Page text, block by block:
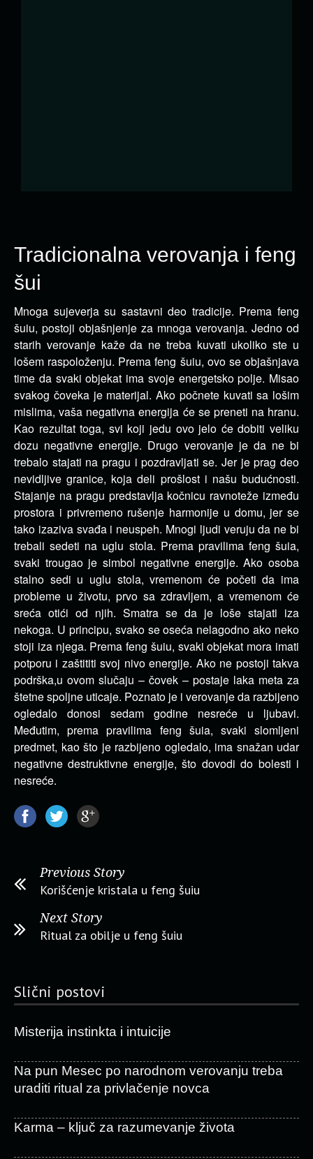
Tradicionalna verovanja i feng
šui
Mnoga sujeverja su sastavni deo tradicije. Prema feng
šuiu, postoji objašnjenje za mnoga verovanja. Jedno od
starih verovanje kaže da ne treba kuvati ukoliko ste u
lošem raspoloženju. Prema feng šuiu, ovo se objašnjava
time da svaki objekat ima svoje energetsko polje. Misao
svakog čoveka je materijal. Ako počnete kuvati sa lošim
mislima, vaša negativna energija će se preneti na hranu.
Kao rezultat toga, svi koji jedu ovo jelo će dobiti veliku
dozu negativne energije. Drugo verovanje je da ne bi
trebalo stajati na pragu i pozdravljati se. Jer je prag deo
nevidljive granice, koja deli prošlost i našu budućnosti.
Stajanje na pragu predstavlja kočnicu ravnoteže između
prostora i privremeno rušenje harmonije u domu, jer se
tako izaziva svađa i neuspeh. Mnogi ljudi veruju da ne bi
trebali sedeti na uglu stola. Prema pravilima feng šuia,
svaki trougao je simbol negativne energije. Ako osoba
stalno sedi u uglu stola, vremenom će početi da ima
probleme u životu, prvo sa zdravljem, a vremenom će
sreća otići od njih. Smatra se da je loše stajati iza
nekoga. U principu, svako se oseća nelagodno ako neko
stoji iza njega. Prema feng šuiu, svaki objekat mora imati
potporu i zaštititi svoj nivo energije. Ako ne postoji takva
podrška,u ovom slučaju – čovek – postaje laka meta za
štetne spoljne uticaje. Poznato je i verovanje da razbijeno
ogledalo donosi sedam godine nesreće u ljubavi.
Međutim, prema pravilima feng šuia, svaki slomljeni
predmet, kao što je razbijeno ogledalo, ima snažan udar
negativne destruktivne energije, što dovodi do bolesti i
nesreće.
Previous Story
Korišćenje kristala u feng šuiu
Next Story
Ritual za obilje u feng šuiu
Slični postovi
Misterija instinkta i intuicije
Na pun Mesec po narodnom verovanju treba
uraditi ritual za privlačenje novca
Karma – ključ za razumevanje života